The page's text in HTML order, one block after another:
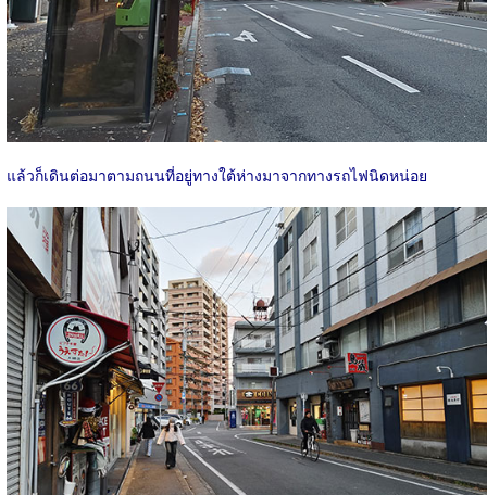
แล้วก็เดินต่อมาตามถนนที่อยู่ทางใต้ห่างมาจากทางรถไฟนิดหน่อย